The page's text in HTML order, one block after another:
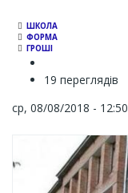
ШКОЛА
ФОРМА
ГРОШІ
19 переглядів
ср, 08/08/2018 - 12:50